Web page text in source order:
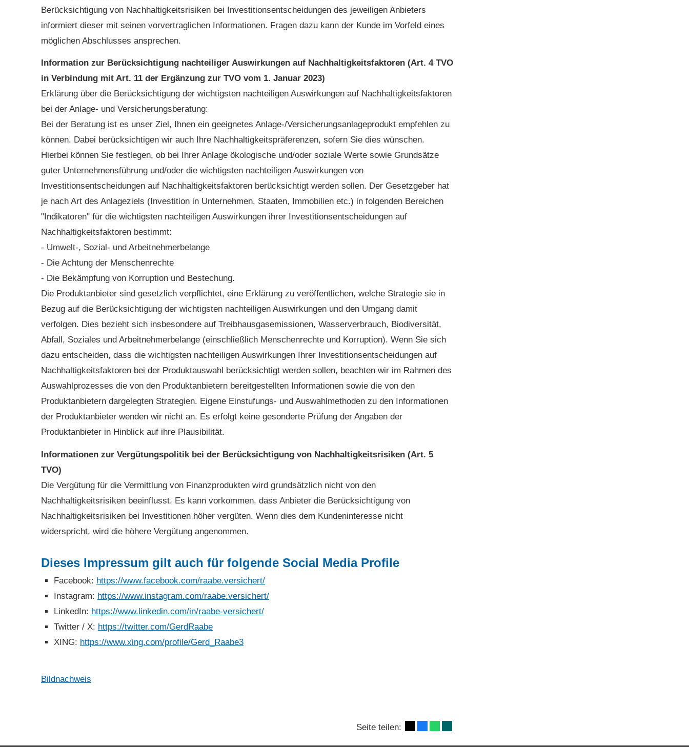
Berücksichtigung von Nachhaltigkeitsrisiken bei Investitionsentscheidungen des jeweiligen Anbieters
informiert dieser mit seinen vorvertraglichen Informationen. Fragen dazu kann der Kunde im Vorfeld eines
möglichen Abschlusses ansprechen.
Information zur Berücksichtigung nachteiliger Auswirkungen auf Nachhaltigkeitsfaktoren (Art. 4 TVO
in Verbindung mit Art. 11 der Ergänzung zur TVO vom 1. Januar 2023)
Erklärung über die Berücksichtigung der wichtigsten nachteiligen Auswirkungen auf Nachhaltigkeitsfaktoren
bei der Anlage- und Versicherungsberatung:
Bei der Beratung ist es unser Ziel, Ihnen ein geeignetes Anlage-/Versicherungsanlageprodukt empfehlen zu
können. Dabei berücksichtigen wir auch Ihre Nachhaltigkeitspräferenzen, sofern Sie dies wünschen.
Hierbei können Sie festlegen, ob bei Ihrer Anlage ökologische und/oder soziale Werte sowie Grundsätze
guter Unternehmensführung und/oder die wichtigsten nachteiligen Auswirkungen von
Investitionsentscheidungen auf Nachhaltigkeitsfaktoren berücksichtigt werden sollen. Der Gesetzgeber hat
je nach Art des Anlageziels (Investition in Unternehmen, Staaten, Immobilien etc.) in folgenden Bereichen
"Indikatoren" für die wichtigsten nachteiligen Auswirkungen ihrer Investitionsentscheidungen auf
Nachhaltigkeitsfaktoren bestimmt:
- Umwelt-, Sozial- und Arbeitnehmerbelange
- Die Achtung der Menschenrechte
- Die Bekämpfung von Korruption und Bestechung.
Die Produktanbieter sind gesetzlich verpflichtet, eine Erklärung zu veröffentlichen, welche Strategie sie in
Bezug auf die Berücksichtigung der wichtigsten nachteiligen Auswirkungen und den Umgang damit
verfolgen. Dies bezieht sich insbesondere auf Treibhausgasemissionen, Wasserverbrauch, Biodiversität,
Abfall, Soziales und Arbeitnehmerbelange (einschließlich Menschenrechte und Korruption). Wenn Sie sich
dazu entscheiden, dass die wichtigsten nachteiligen Auswirkungen Ihrer Investitionsentscheidungen auf
Nachhaltigkeitsfaktoren bei der Produktauswahl berücksichtigt werden sollen, beachten wir im Rahmen des
Auswahlprozesses die von den Produktanbietern bereitgestellten Informationen sowie die von den
Produktanbietern dargelegten Strategien. Eigene Einstufungs- und Auswahlmethoden zu den Informationen
der Produktanbieter wenden wir nicht an. Es erfolgt keine gesonderte Prüfung der Angaben der
Produktanbieter in Hinblick auf ihre Plausibilität.
Informationen zur Vergütungspolitik bei der Berücksichtigung von Nachhaltigkeitsrisiken (Art. 5
TVO)
Die Vergütung für die Vermittlung von Finanzprodukten wird grundsätzlich nicht von den
Nachhaltigkeitsrisiken beeinflusst. Es kann vorkommen, dass Anbieter die Berücksichtigung von
Nachhaltigkeitsrisiken bei Investitionen höher vergüten. Wenn dies dem Kundeninteresse nicht
widerspricht, wird die höhere Vergütung angenommen.
Dieses Impressum gilt auch für folgende Social Media Profile
Facebook: https://www.facebook.com/raabe.versichert/
Instagram: https://www.instagram.com/raabe.versichert/
LinkedIn: https://www.linkedin.com/in/raabe-versichert/
Twitter / X: https://twitter.com/GerdRaabe
XING: https://www.xing.com/profile/Gerd_Raabe3
Bildnachweis
Seite teilen: